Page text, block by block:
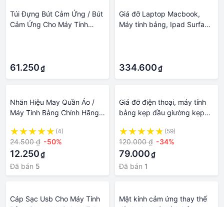
Túi Đựng Bút Cảm Ứng / Bút
Cảm Ứng Cho Máy Tính
61.250₫
Giá đỡ Laptop Macbook,
Máy tính bảng, Ipad Surface
334.600₫
Nhãn Hiệu May Quần Áo /
Máy Tính Bảng Chính Hãng
(4)
24.500 ₫ -50%
12.250₫
Đã bán 5
Giá đỡ điện thoại, máy tính
bảng kẹp đầu giường kẹp
(59)
120.000 ₫ -34%
79.000₫
Đã bán 1
Cáp Sạc Usb Cho Máy Tính
Mặt kính cảm ứng thay thế